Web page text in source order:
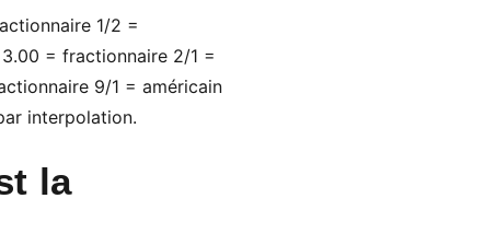
1/2 =
= fractionnaire 2/1 =
9/1 = américain
interpolation.
la